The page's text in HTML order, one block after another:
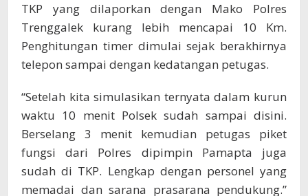
TKP yang dilaporkan dengan Mako Polres
Trenggalek kurang lebih mencapai 10 Km.
Penghitungan timer dimulai sejak berakhirnya
telepon sampai dengan kedatangan petugas.
“Setelah kita simulasikan ternyata dalam kurun
waktu 10 menit Polsek sudah sampai disini.
Berselang 3 menit kemudian petugas piket
fungsi dari Polres dipimpin Pamapta juga
sudah di TKP. Lengkap dengan personel yang
memadai dan sarana prasarana pendukung.”